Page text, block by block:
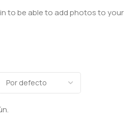
to be able to add photos to your